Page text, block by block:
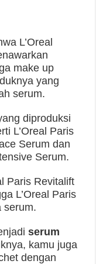
L’Oreal
make up
yang
serum.
diproduksi
L’Oreal Paris
Serum dan
Serum.
Paris Revitalift
L’Oreal Paris
serum.
serum
kamu juga
dengan